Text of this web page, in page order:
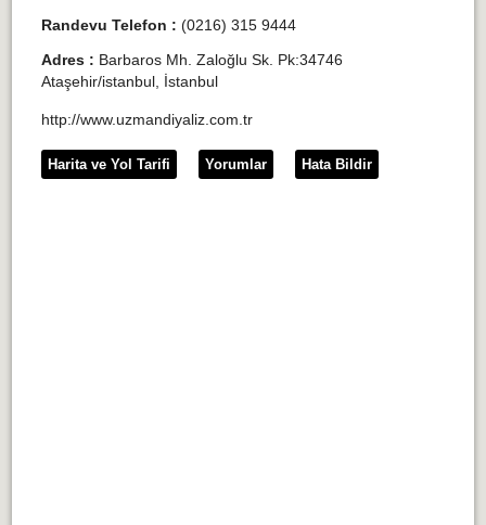
Randevu Telefon : (0216) 315 9444
Adres : Barbaros Mh. Zaloğlu Sk. Pk:34746
Ataşehir/istanbul, İstanbul
http://www.uzmandiyaliz.com.tr
Harita ve Yol Tarifi Yorumlar Hata Bildir